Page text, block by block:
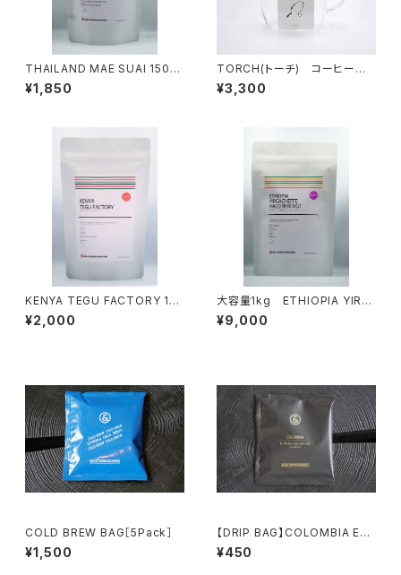
THAILAND MAE SUAI 150g
[MEDIUM DARK ROAST]
¥1,850
TORCH(トーチ) コーヒーサ
ーバー ピッチー
¥3,300
KENYA TEGU FACTORY 150
g [LIGHT ROAST]
¥2,000
大容量1kg ETHIOPIA YIRG
ACHEFFE HALO BERITI（20
0g×5袋） [LIGHT ROAST]
¥9,000
COLD BREW BAG［5Pack］
¥1,500
【DRIP BAG】COLOMBIA EL
DIVISO BOURBON AJI 1pac
k set
¥450